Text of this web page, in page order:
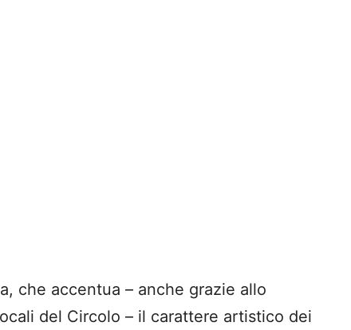
che accentua – anche grazie allo
del Circolo – il carattere artistico dei